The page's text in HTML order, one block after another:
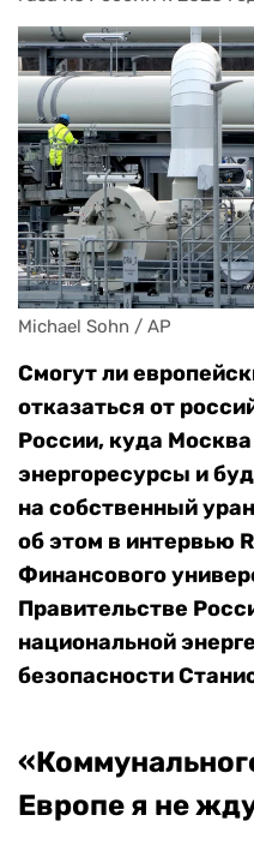
Michael Sohn / AP
Смогут ли
отказаться от
России, куда
энергоресурсы и
на собственный
об этом в интервью
Финансового
Правительстве
национальной
безопасности
Европе я не